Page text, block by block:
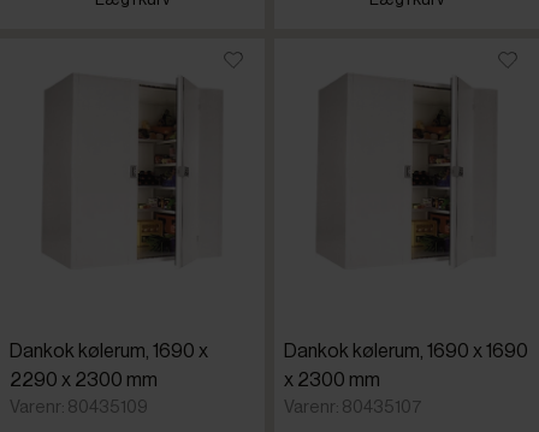
Dankok kølerum, 1690 x
2290 x 2300 mm
Varenr: 80435109
Dankok kølerum, 1690 x 1690
x 2300 mm
Varenr: 80435107